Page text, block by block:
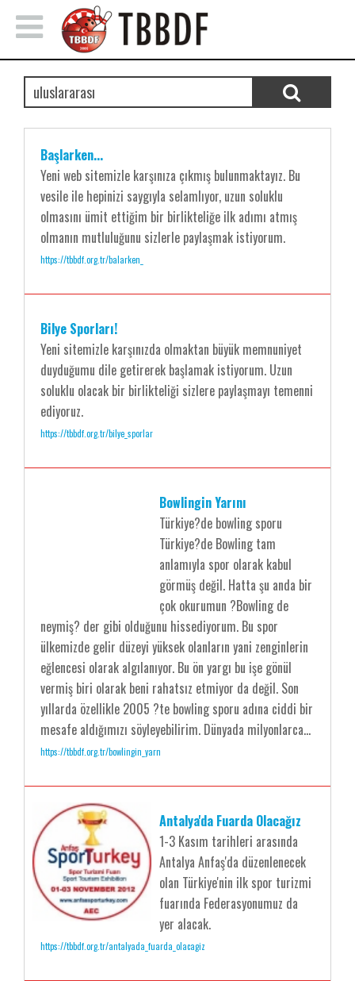
Başlarken...
Yeni web sitemizle karşınıza çıkmış bulunmaktayız. Bu
vesile ile hepinizi saygıyla selamlıyor, uzun soluklu
olmasını ümit ettiğim bir birlikteliğe ilk adımı atmış
olmanın mutluluğunu sizlerle paylaşmak istiyorum.
https://tbbdf.org.tr/balarken_
Bilye Sporları!
Yeni sitemizle karşınızda olmaktan büyük memnuniyet
duyduğumu dile getirerek başlamak istiyorum. Uzun
soluklu olacak bir birlikteliği sizlere paylaşmayı temenni
ediyoruz.
https://tbbdf.org.tr/bilye_sporlar
Bowlingin Yarını
Türkiye?de bowling sporu
Türkiye?de Bowling tam
anlamıyla spor olarak kabul
görmüş değil. Hatta şu anda bir
çok okurumun ?Bowling de
neymiş? der gibi olduğunu hissediyorum. Bu spor
ülkemizde gelir düzeyi yüksek olanların yani zenginlerin
eğlencesi olarak algılanıyor. Bu ön yargı bu işe gönül
vermiş biri olarak beni rahatsız etmiyor da değil. Son
yıllarda özellikle 2005 ?te bowling sporu adına ciddi bir
mesafe aldığımızı söyleyebilirim. Dünyada milyonlarca...
https://tbbdf.org.tr/bowlingin_yarn
Antalya'da Fuarda Olacağız
1-3 Kasım tarihleri arasında
Antalya Anfaş'da düzenlenecek
olan Türkiye'nin ilk spor turizmi
fuarında Federasyonumuz da
yer alacak.
https://tbbdf.org.tr/antalyada_fuarda_olacagiz